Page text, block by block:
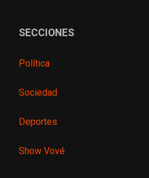
SECCIONES
Política
Sociedad
Deportes
Show Vové